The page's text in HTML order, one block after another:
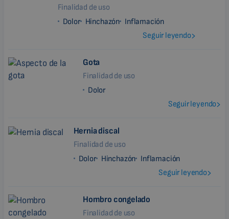
Finalidad de uso
Dolor Hinchazón Inflamación
Seguir leyendo
Gota
Finalidad de uso
Dolor
Seguir leyendo
Hernia discal
Finalidad de uso
Dolor Hinchazón Inflamación
Seguir leyendo
Hombro congelado
Finalidad de uso